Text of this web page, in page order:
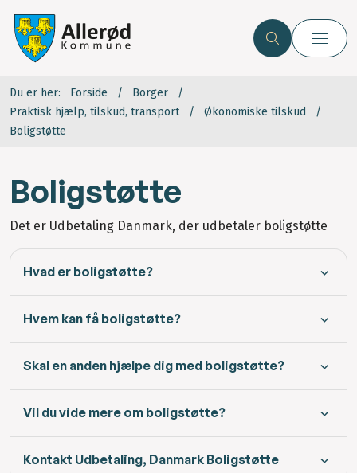
Du er her: Forside
Borger
Praktisk hjælp, tilskud, transport
Økonomiske tilskud
Boligstøtte
Boligstøtte
Det er Udbetaling Danmark, der udbetaler boligstøtte
Hvad er boligstøtte?
Hvem kan få boligstøtte?
Skal en anden hjælpe dig med boligstøtte?
Vil du vide mere om boligstøtte?
Kontakt Udbetaling, Danmark Boligstøtte